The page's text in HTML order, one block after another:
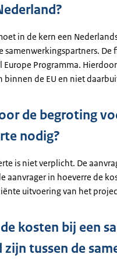
in de kern een
samenwerkingspartners.
Europe Programma.
binnen de EU en niet
de begroting
nodig?
is niet verplicht. De
aanvrager in hoeverre de
uitvoering van het
kosten bij een
zijn tussen de